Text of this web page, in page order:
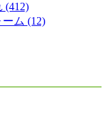
(412)
ム (12)